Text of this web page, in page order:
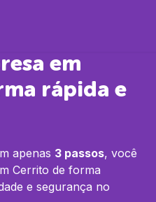
em
rápida e
apenas 3 passos, você
Cerrito de forma
e segurança no